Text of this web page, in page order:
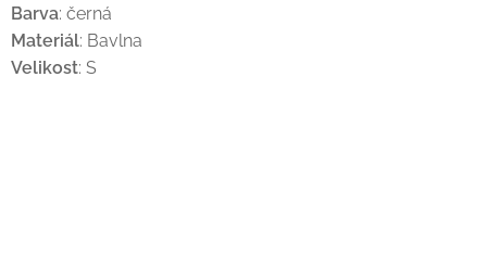
Barva: černá
Materiál: Bavlna
Velikost: S